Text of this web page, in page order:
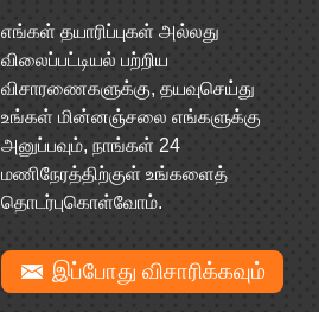
எங்கள் தயாரிப்புகள் அல்லது
விலைப்பட்டியல் பற்றிய
விசாரணைகளுக்கு, தயவுசெய்து
உங்கள் மின்னஞ்சலை எங்களுக்கு
அனுப்பவும், நாங்கள் 24
மணிநேரத்திற்குள் உங்களைத்
தொடர்புகொள்வோம்.
இப்போது விசாரிக்கவும்